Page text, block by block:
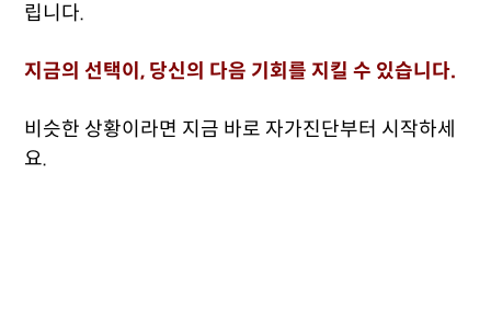
립니다.
지금의 선택이, 당신의 다음 기회를 지킬 수 있습니다.
비슷한 상황이라면 지금 바로 자가진단부터 시작하세
요.